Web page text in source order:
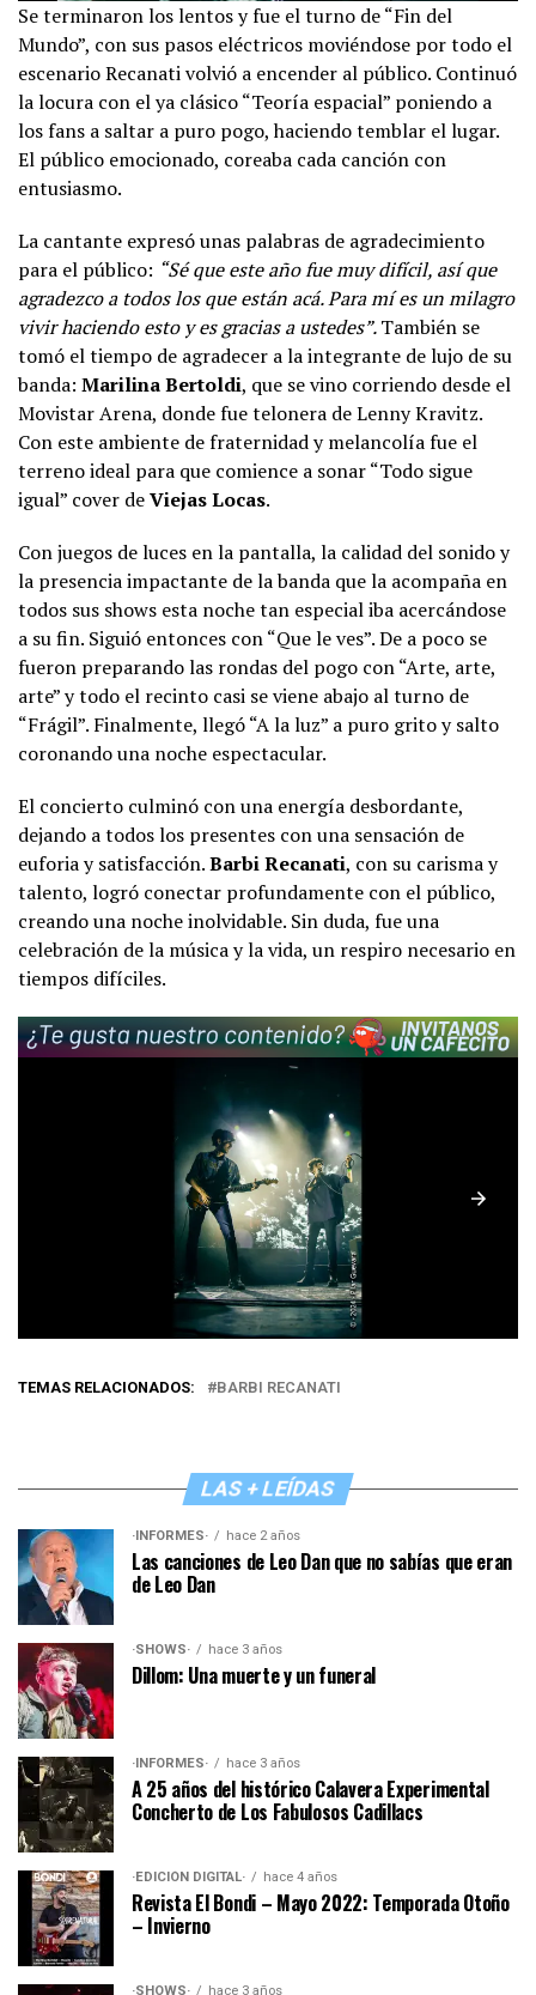
Se terminaron los lentos y fue el turno de “Fin del
Mundo”, con sus pasos eléctricos moviéndose por todo el
escenario Recanati volvió a encender al público. Continuó
la locura con el ya clásico “Teoría espacial” poniendo a
los fans a saltar a puro pogo, haciendo temblar el lugar.
El público emocionado, coreaba cada canción con
entusiasmo.
La cantante expresó unas palabras de agradecimiento
para el público: “Sé que este año fue muy difícil, así que
agradezco a todos los que están acá. Para mí es un milagro
vivir haciendo esto y es gracias a ustedes”.También se
tomó el tiempo de agradecer a la integrante de lujo de su
banda: Marilina Bertoldi, que se vino corriendo desde el
Movistar Arena, donde fue telonera de Lenny Kravitz.
Con este ambiente de fraternidad y melancolía fue el
terreno ideal para que comience a sonar “Todo sigue
igual” cover deViejas Locas.
Con juegos de luces en la pantalla, la calidad del sonido y
la presencia impactante de la banda que la acompaña en
todos sus shows esta noche tan especial iba acercándose
a su fin. Siguió entonces con “Que le ves”. De a poco se
fueron preparando las rondas del pogo con “Arte, arte,
arte” y todo el recinto casi se viene abajo al turno de
“Frágil”. Finalmente, llegó “A la luz” a puro grito y salto
coronando una noche espectacular.
El concierto culminó con una energía desbordante,
dejando a todos los presentes con una sensación de
euforia y satisfacción.Barbi Recanati, con su carisma y
talento, logró conectar profundamente con el público,
creando una noche inolvidable. Sin duda, fue una
celebración de la música y la vida, un respiro necesario en
tiempos difíciles.
TEMAS RELACIONADOS: BARBI RECANATI
LAS + LEÍDAS
·INFORMES· hace 2 años
Las canciones de Leo Dan que no sabías que eran
de Leo Dan
·SHOWS· hace 3 años
Dillom: Una muerte y un funeral
·INFORMES· hace 3 años
A 25 años del histórico Calavera Experimental
Concherto de Los Fabulosos Cadillacs
·EDICIÓN DIGITAL· hace 4 años
Revista El Bondi – Mayo 2022: Temporada Otoño
– Invierno
·SHOWS· hace 3 años